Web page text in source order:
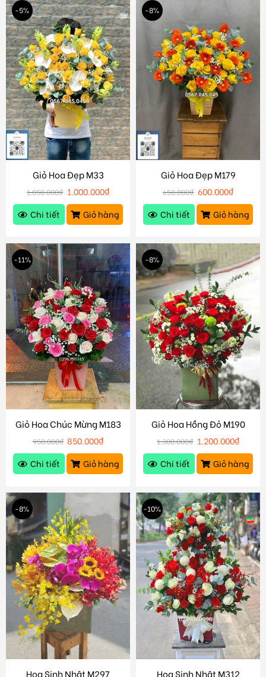
-5%
Giỏ Hoa Đẹp M33
1.050.000₫ 1.000.000₫
Chi tiết
Giỏ hàng
-8%
Giỏ Hoa Đẹp M179
650.000₫ 600.000₫
Chi tiết
Giỏ hàng
-11%
Giỏ Hoa Chúc Mừng M183
950.000₫ 850.000₫
Chi tiết
Giỏ hàng
-8%
Giỏ Hoa Hồng Đỏ M190
1.300.000₫ 1.200.000₫
Chi tiết
Giỏ hàng
-8%
Hoa Sinh Nhật M297
-10%
Hoa Sinh Nhật M312